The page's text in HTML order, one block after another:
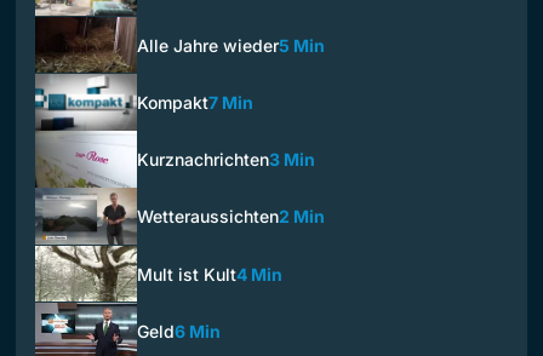
Alle Jahre wieder5 Min
Kompakt7 Min
Kurznachrichten3 Min
Wetteraussichten2 Min
Mult ist Kult4 Min
Geld6 Min